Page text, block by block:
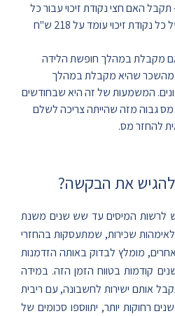
כל ילד). החל מגיל 18 – תקבל האם חצי נקודת זיכוי עבור כל
ילד. נכון לשנת 2019, שוויה של כל נקודת זיכוי עומד על 218 ש"ח
מקבלת במהלך חופשת הלידה
מהשכר שהיא מקבלת במהלך
המשמעות של זה היא שבחודשים
גבוה מזה שהייתה צריכה לשלם
להחזר מס.
להגיש את הבקשה?
לרשות המיסים עד שש שנים משנת
שכירות, שמתעסקות בהחזרי
מומלץ לבדוק באותה הזדמנות
קודמות בטווח הזמן הזה. במידה
אותם ישירות לחשבונה, עם ריבית
רחוקות יותר, יתווספו סכומים של